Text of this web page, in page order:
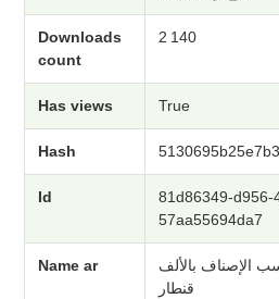
Downloads
count
2 140
Has views True
Hash
Id
81d86349-d956-
57aa55694da7
Name ar
الإصناف بالألف
قنطار